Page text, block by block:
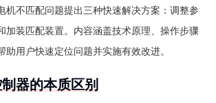
机不匹配问题提出三种快速解决方案：调整参
加装匹配装置。内容涵盖技术原理、操作步骤
助用户快速定位问题并实施有效改进。
器的本质区别